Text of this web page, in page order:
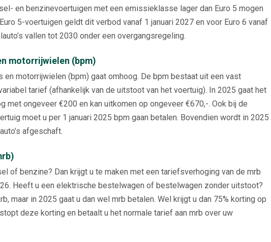
en benzinevoertuigen met een emissieklasse lager dan Euro 5 mogen
5-voertuigen geldt dit verbod vanaf 1 januari 2027 en voor Euro 6 vanaf
vallen tot 2030 onder een overgangsregeling.
motorrijwielen (bpm)
en motorrijwielen (bpm) gaat omhoog. De bpm bestaat uit een vast
tarief (afhankelijk van de uitstoot van het voertuig). In 2025 gaat het
met ongeveer €200 en kan uitkomen op ongeveer €670,-. Ook bij de
moet u per 1 januari 2025 bpm gaan betalen. Bovendien wordt in 2025
afgeschaft.
of benzine? Dan krijgt u te maken met een tariefsverhoging van de mrb
Heeft u een elektrische bestelwagen of bestelwagen zonder uitstoot?
maar in 2025 gaat u dan wel mrb betalen. Wel krijgt u dan 75% korting op
deze korting en betaalt u het normale tarief aan mrb over uw